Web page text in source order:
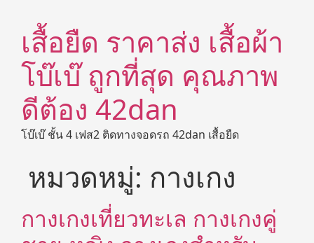
เสื้อยืด ราคาส่ง เสื้อผ้า
โบ๊เบ๊ ถูกที่สุด คุณภาพ
ดีต้อง 42dan
โบ๊เบ๊ ชั้น 4 เฟส2 ติดทางจอดรถ 42dan เสื้อยืด
หมวดหมู่: กางเกง
กางเกงเที่ยวทะเล กางเกงคู่